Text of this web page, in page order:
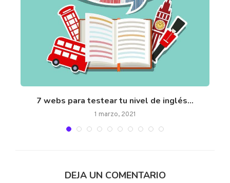
7 webs para testear tu nivel de inglés...
1 marzo, 2021
DEJA UN COMENTARIO